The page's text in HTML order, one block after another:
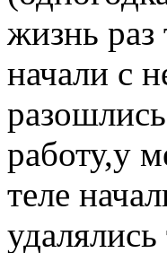
жизнь раз
начали с
работу,у
теле